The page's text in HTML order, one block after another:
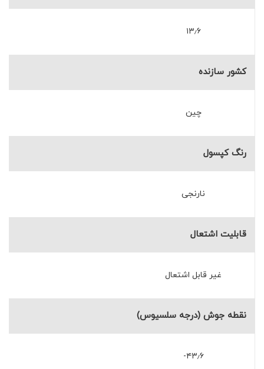
۱۳٫۶
کشور سازنده
چین
رنگ کپسول
نارنجی
قابلیت اشتعال
غیر قابل اشتعال
نقطه جوش (درجه سلسیوس)
۴۳٫۶-